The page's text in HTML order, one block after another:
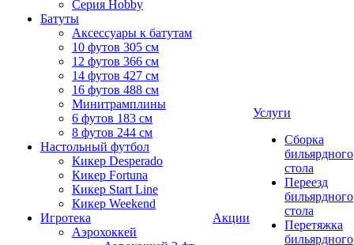
Серия Hobby
Батуты
Аксессуары к батутам
10 футов 305 см
12 футов 366 см
14 футов 427 см
16 футов 488 см
Минитрамплины
6 футов 183 см
8 футов 244 см
Настольный футбол
Кикер Desperado
Кикер Fortuna
Кикер Start Line
Кикер Weekend
Игротека
Аэрохоккей
Акции
Услуги
Сборка
бильярдного
стола
Переезд
бильярдного
стола
Перетяжка
бильярдного